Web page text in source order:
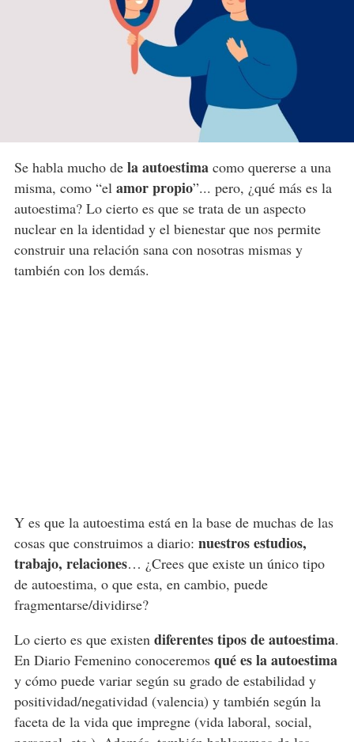
Se habla mucho de la autoestimacomo quererse a una
misma, como “el amor propio”... pero, ¿qué más es la
autoestima? Lo cierto es que se trata de un aspecto
nuclear en la identidad y el bienestar que nos permite
construir una relación sana con nosotras mismas y
también con los demás.
Y es que la autoestima está en la base de muchas de las
cosas que construimos a diario: nuestros estudios,
trabajo, relaciones… ¿Crees que existe un único tipo
de autoestima, o que esta, en cambio, puede
fragmentarse/dividirse?
Lo cierto es que existen diferentes tipos de autoestima.
En Diario Femenino conoceremos qué es la autoestima
y cómo puede variar según su grado de estabilidad y
positividad/negatividad (valencia) y también según la
faceta de la vida que impregne (vida laboral, social,